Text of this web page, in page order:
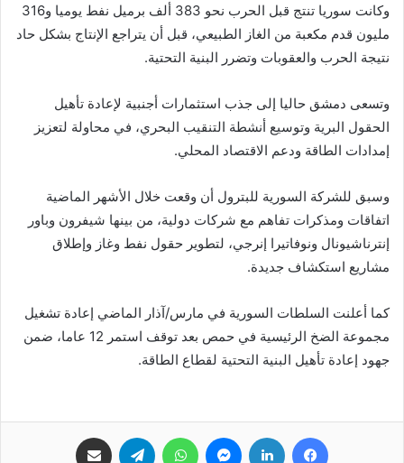
وكانت سوريا تنتج قبل الحرب نحو 383 ألف برميل نفط يوميا و316
مليون قدم مكعبة من الغاز الطبيعي، قبل أن يتراجع الإنتاج بشكل حاد
نتيجة الحرب والعقوبات وتضرر البنية التحتية.
وتسعى دمشق حاليا إلى جذب استثمارات أجنبية لإعادة تأهيل
الحقول البرية وتوسيع أنشطة التنقيب البحري، في محاولة لتعزيز
إمدادات الطاقة ودعم الاقتصاد المحلي.
وسبق للشركة السورية للبترول أن وقعت خلال الأشهر الماضية
اتفاقات ومذكرات تفاهم مع شركات دولية، من بينها شيفرون وباور
إنترناشيونال ونوفاتيرا إنرجي، لتطوير حقول نفط وغاز وإطلاق
مشاريع استكشاف جديدة.
كما أعلنت السلطات السورية في مارس/آذار الماضي إعادة تشغيل
مجموعة الضخ الرئيسية في حمص بعد توقف استمر 12 عاما، ضمن
جهود إعادة تأهيل البنية التحتية لقطاع الطاقة.
فيسبوك لينكدإن ماسنجر واتساب تيلقرام